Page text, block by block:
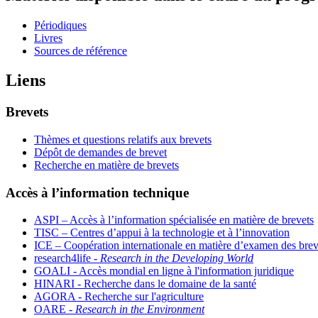
Périodiques
Livres
Sources de référence
Liens
Brevets
Thèmes et questions relatifs aux brevets
Dépôt de demandes de brevet
Recherche en matière de brevets
Accès à l’information technique
ASPI – Accès à l’information spécialisée en matière de brevets
TISC – Centres d’appui à la technologie et à l’innovation
ICE – Coopération internationale en matière d’examen des
research4life - Research in the Developing World
GOALI - Accès mondial en ligne à l'information juridique
HINARI - Recherche dans le domaine de la santé
AGORA - Recherche sur l'agriculture
OARE - Research in the Environment